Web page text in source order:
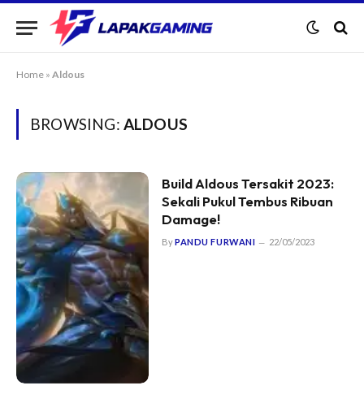
Home » Aldous
BROWSING: ALDOUS
Build Aldous Tersakit 2023:
Sekali Pukul Tembus Ribuan
Damage!
ByPANDU FURWANI 22/05/2023